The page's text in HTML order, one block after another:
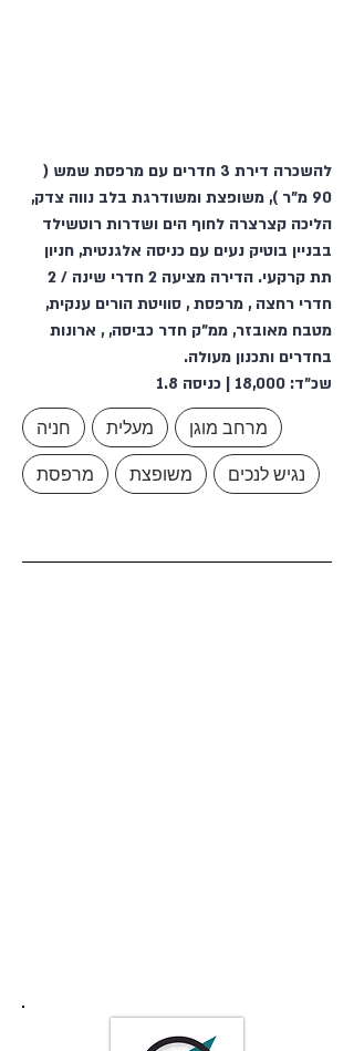
להשכרה דירת 3 חדרים עם מרפסת שמש (
90 מ"ר ), משופצת ומשודרגת בלב נווה צדק,
הליכה קצרצרה לחוף הים ושדרות רוטשילד
בבניין בוטיק נעים עם כניסה אלגנטית, חניון
תת קרקעי. הדירה מציעה 2 חדרי שינה / 2
חדרי רחצה , מרפסת , סוויטת הורים ענקית,
מטבח מאובזר, ממ"ק חדר כביסה, , ארונות
בחדרים ותכנון מעולה.
שכ"ד: 18,000 | כניסה 1.8
חניה מעלית
מרחב מוגן
מרפסת
משופצת נגיש לנכים